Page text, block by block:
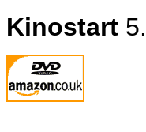
Kinostart